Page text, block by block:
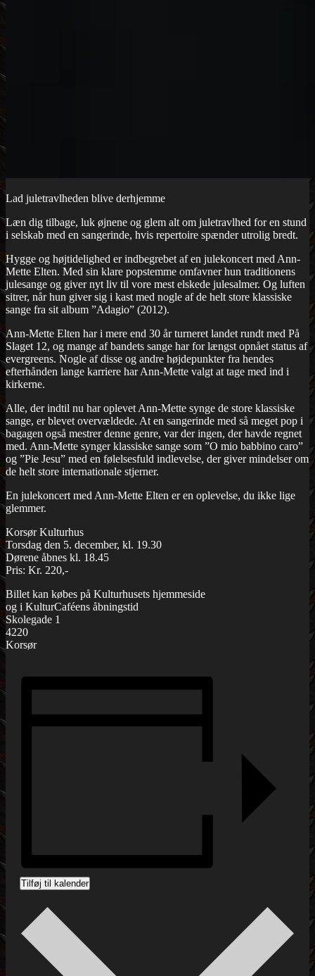
Lad juletravlheden blive derhjemme
Læn dig tilbage, luk øjnene og glem alt om juletravlhed for en stund
i selskab med en sangerinde, hvis repertoire spænder utrolig bredt.
Hygge og højtidelighed er indbegrebet af en julekoncert med Ann-
Mette Elten. Med sin klare popstemme omfavner hun traditionens
julesange og giver nyt liv til vore mest elskede julesalmer. Og luften
sitrer, når hun giver sig i kast med nogle af de helt store klassiske
sange fra sit album ”Adagio” (2012).
Ann-Mette Elten har i mere end 30 år turneret landet rundt med På
Slaget 12, og mange af bandets sange har for længst opnået status af
evergreens. Nogle af disse og andre højdepunkter fra hendes
efterhånden lange karriere har Ann-Mette valgt at tage med ind i
kirkerne.
Alle, der indtil nu har oplevet Ann-Mette synge de store klassiske
sange, er blevet overvældede. At en sangerinde med så meget pop i
bagagen også mestrer denne genre, var der ingen, der havde regnet
med. Ann-Mette synger klassiske sange som ”O mio babbino caro”
og ”Pie Jesu” med en følelsesfuld indlevelse, der giver mindelser om
de helt store internationale stjerner.
En julekoncert med Ann-Mette Elten er en oplevelse, du ikke lige
glemmer.
Korsør Kulturhus
Torsdag den 5. december, kl. 19.30
Dørene åbnes kl. 18.45
Pris: Kr. 220,-
Billet kan købes på Kulturhusets hjemmeside
og i KulturCaféens åbningstid
Skolegade 1
4220
Korsør
Tilføj til kalender